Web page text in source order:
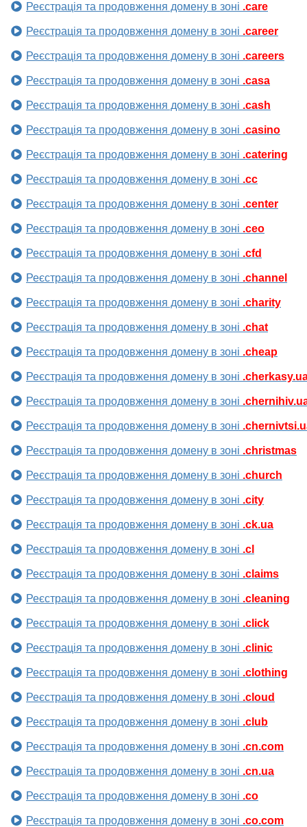
Реєстрація та продовження домену в зоні .care
Реєстрація та продовження домену в зоні .career
Реєстрація та продовження домену в зоні .careers
Реєстрація та продовження домену в зоні .casa
Реєстрація та продовження домену в зоні .cash
Реєстрація та продовження домену в зоні .casino
Реєстрація та продовження домену в зоні .catering
Реєстрація та продовження домену в зоні .cc
Реєстрація та продовження домену в зоні .center
Реєстрація та продовження домену в зоні .ceo
Реєстрація та продовження домену в зоні .cfd
Реєстрація та продовження домену в зоні .channel
Реєстрація та продовження домену в зоні .charity
Реєстрація та продовження домену в зоні .chat
Реєстрація та продовження домену в зоні .cheap
Реєстрація та продовження домену в зоні
Реєстрація та продовження домену в зоні
Реєстрація та продовження домену в зоні
Реєстрація та продовження домену в зоні .christmas
Реєстрація та продовження домену в зоні .church
Реєстрація та продовження домену в зоні .city
Реєстрація та продовження домену в зоні .ck.ua
Реєстрація та продовження домену в зоні .cl
Реєстрація та продовження домену в зоні .claims
Реєстрація та продовження домену в зоні .cleaning
Реєстрація та продовження домену в зоні .click
Реєстрація та продовження домену в зоні .clinic
Реєстрація та продовження домену в зоні .clothing
Реєстрація та продовження домену в зоні .cloud
Реєстрація та продовження домену в зоні .club
Реєстрація та продовження домену в зоні .cn.com
Реєстрація та продовження домену в зоні .cn.ua
Реєстрація та продовження домену в зоні .co
Реєстрація та продовження домену в зоні .co.com